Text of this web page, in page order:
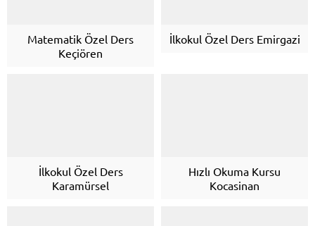
Matematik Özel Ders
Keçiören
İlkokul Özel Ders Emirgazi
İlkokul Özel Ders
Karamürsel
Hızlı Okuma Kursu
Kocasinan